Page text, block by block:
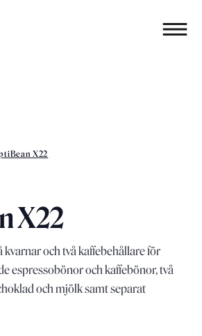
X22
X22
kvarnarochtvåkaffebehållareför
espressobönorochkaffebönor,två
ochmjölksamtseparat